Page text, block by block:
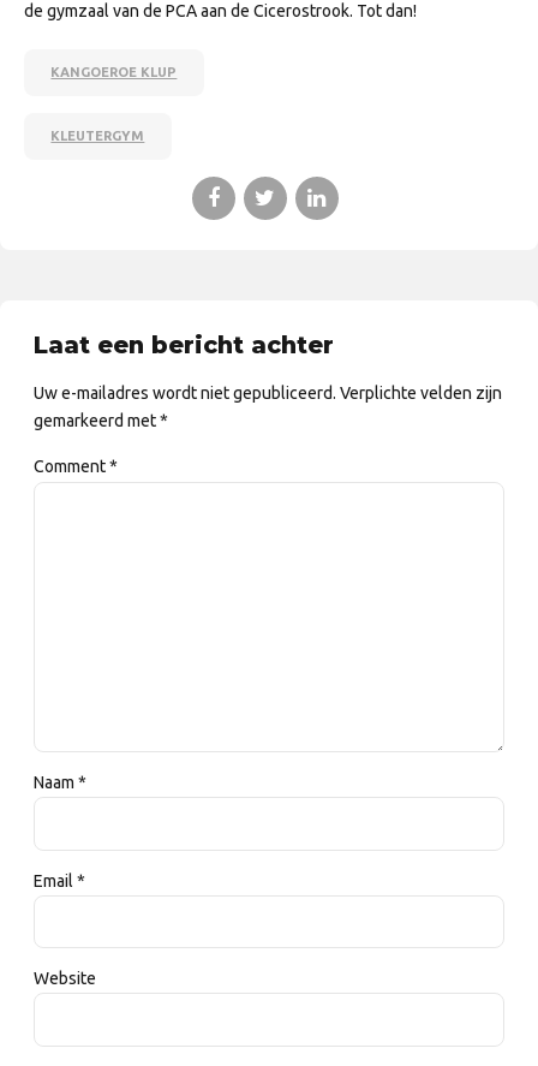
de gymzaal van de PCA aan de Cicerostrook. Tot dan!
KANGOEROE KLUP
KLEUTERGYM
Laat een bericht achter
Uw e-mailadres wordt niet gepubliceerd. Verplichte velden zijn
gemarkeerd met *
Comment*
Naam *
Email *
Website